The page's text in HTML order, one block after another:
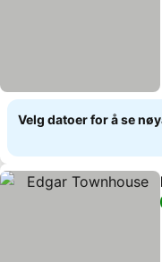
Velg datoer for å se